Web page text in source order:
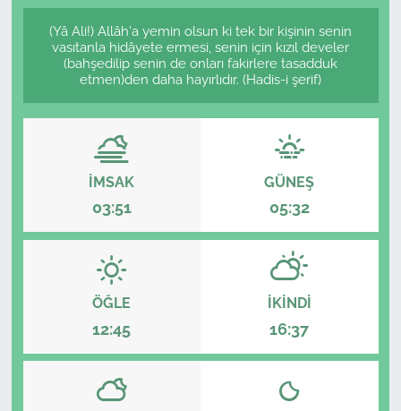
(Yâ Ali!) Allâh'a yemin olsun ki tek bir kişinin senin
vasıtanla hidâyete ermesi, senin için kızıl develer
(bahşedilip senin de onları fakirlere tasadduk
etmen)den daha hayırlıdır. (Hadis-i şerif)
İMSAK
03:51
GÜNEŞ
05:32
ÖĞLE
12:45
İKINDI
16:37